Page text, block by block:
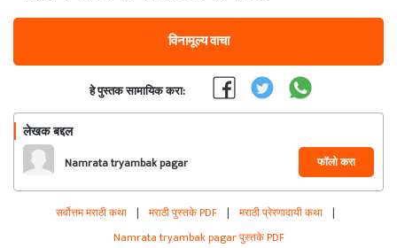
विनामूल्य वाचा
हे पुस्तक सामायिक करा:
लेखक बद्दल
Namrata tryambak pagar फॉलो करा
सर्वोत्तम मराठी कथा | मराठी पुस्तके PDF | मराठी प्रेरणादायी कथा |
Namrata tryambak pagar पुस्तके PDF